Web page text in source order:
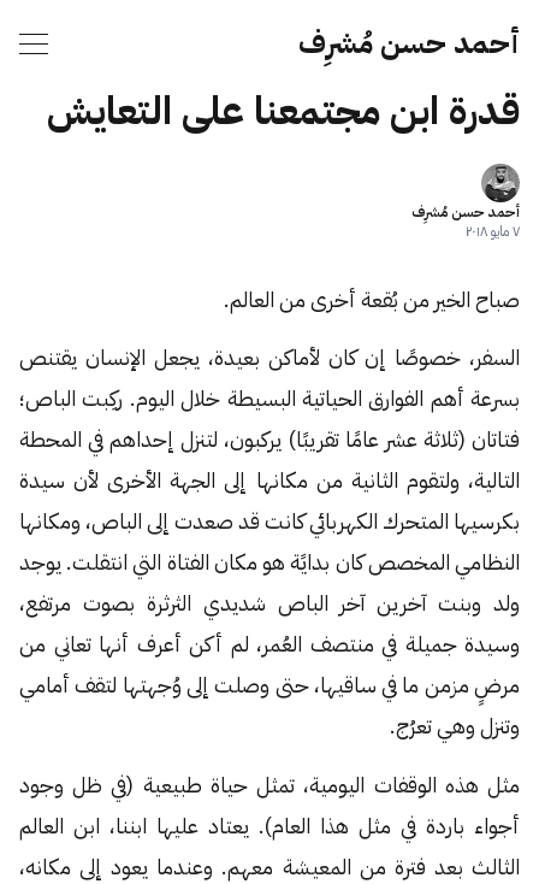
أحمد حسن مُشرِف
قدرة ابن مجتمعنا على التعايش
أحمد حسن مُشرِف
٧ مايو ٢٠١٨
صباح الخير من بُقعة أخرى من العالم.
السفر، خصوصًا إن كان لأماكن بعيدة، يجعل الإنسان يقتنص
بسرعة أهم الفوارق الحياتية البسيطة خلال اليوم. ركِبت الباص؛
فتاتان (ثلاثة عشر عامًا تقريبًا) يركبون، لتنزل إحداهم في المحطة
التالية، ولتقوم الثانية من مكانها إلى الجهة الأخرى لأن سيدة
بكرسيها المتحرك الكهربائي كانت قد صعدت إلى الباص، ومكانها
النظامي المخصص كان بدايًة هو مكان الفتاة التي انتقلت. يوجد
ولد وبنت آخرين آخر الباص شديدي الثرثرة بصوت مرتفع،
وسيدة جميلة في منتصف العُمر، لم أكن أعرف أنها تعاني من
مرضٍ مزمن ما في ساقيها، حتى وصلت إلى وُجهتها لتقف أمامي
وتنزل وهي تعرُج.
مثل هذه الوقفات اليومية، تمثل حياة طبيعية (في ظل وجود
أجواء باردة في مثل هذا العام). يعتاد عليها ابننا، ابن العالم
الثالث بعد فترة من المعيشة معهم. وعندما يعود إلى مكانه،